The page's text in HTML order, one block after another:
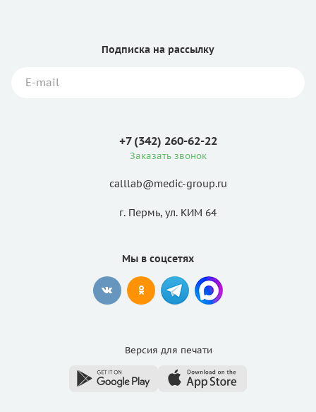
Подписка на рассылку
+7 (342) 260-62-22
Заказать звонок
calllab@medic-group.ru
г. Пермь, ул. КИМ 64
Мы в соцсетях
Версия для печати